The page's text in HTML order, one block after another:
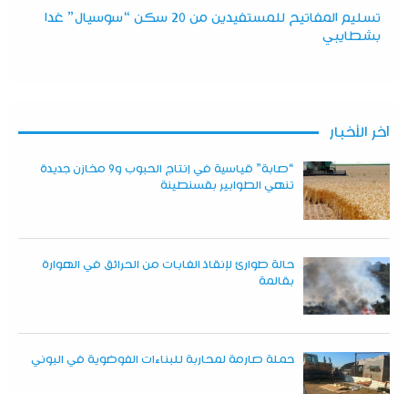
تسليم المفاتيح للمستفيدين من 20 سكن “سوسيال” غدا
بشطايبي
آخر الأخبار
“صابة” قياسية في إنتاج الحبوب و9 مخازن جديدة
تنهي الطوابير بقسنطينة
حالة طوارئ لإنقاذ الغابات من الحرائق في الهوارة
بقالمة
حملة صارمة لمحاربة للبناءات الفوضوية في البوني